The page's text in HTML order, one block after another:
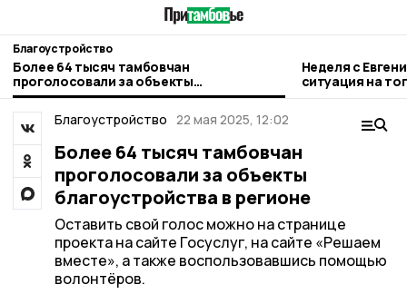
Благоустройство
Более 64 тысяч тамбовчан
проголосовали за объекты
благоустройства в регионе
Неделя с
ситуация на
городе и
Благоустройство 22 мая 2025, 12:02
Более 64 тысяч тамбовчан
проголосовали за объекты
благоустройства в регионе
Оставить свой голос можно на странице
проекта на сайте Госуслуг, на сайте «Решаем
вместе», а также воспользовавшись помощью
волонтёров.